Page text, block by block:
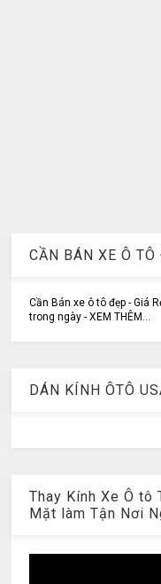
CẦN BÁN XE Ô
Cần Bán xe ô tô đẹp - Giá
trong ngày - XEM THÊM...
DÁN KÍNH ÔTÔ
Thay Kính Xe Ô tô
Mặt làm Tận Nơi